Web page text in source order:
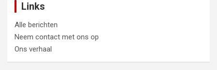
Links
Alle berichten
Neem contact met ons op
Ons verhaal